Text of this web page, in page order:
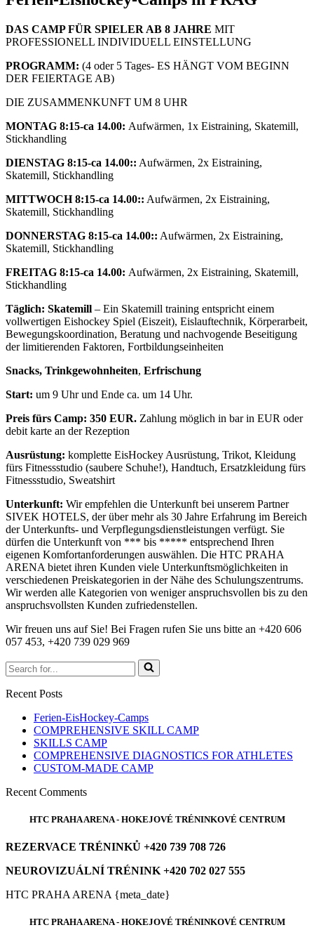
DAS CAMP FÜR SPIELER AB 8 JAHRE MIT
PROFESSIONELL INDIVIDUELL EINSTELLUNG
PROGRAMM: (4 oder 5 Tages- ES HÄNGT VOM BEGINN
DER FEIERTAGE AB)
DIE ZUSAMMENKUNFT UM 8 UHR
MONTAG 8:15-ca 14.00: Aufwärmen, 1x Eistraining, Skatemill,
Stickhandling
DIENSTAG 8:15-ca 14.00:: Aufwärmen, 2x Eistraining,
Skatemill, Stickhandling
MITTWOCH 8:15-ca 14.00:: Aufwärmen, 2x Eistraining,
Skatemill, Stickhandling
DONNERSTAG 8:15-ca 14.00:: Aufwärmen, 2x Eistraining,
Skatemill, Stickhandling
FREITAG 8:15-ca 14.00: Aufwärmen, 2x Eistraining, Skatemill,
Stickhandling
Täglich: Skatemill – Ein Skatemill training entspricht einem
vollwertigen Eishockey Spiel (Eiszeit), Eislauftechnik, Körperarbeit,
Bewegungskoordination, Beratung und nachvogende Beseitigung
der limitierenden Faktoren, Fortbildungseinheiten
Snacks, Trinkgewohnheiten, Erfrischung
Start: um 9 Uhr und Ende ca. um 14 Uhr.
Preis fürs Camp: 350 EUR. Zahlung möglich in bar in EUR oder
debit karte an der Rezeption
Ausrüstung: komplette EisHockey Ausrüstung, Trikot, Kleidung
fürs Fitnessstudio (saubere Schuhe!), Handtuch, Ersatzkleidung fürs
Fitnessstudio, Sweatshirt
Unterkunft: Wir empfehlen die Unterkunft bei unserem Partner
SIVEK HOTELS, der über mehr als 30 Jahre Erfahrung im Bereich
der Unterkunfts- und Verpflegungsdienstleistungen verfügt. Sie
dürfen die Unterkunft von *** bis ***** entsprechend Ihren
eigenen Komfortanforderungen auswählen. Die HTC PRAHA
ARENA bietet ihren Kunden viele Unterkunftsmöglichkeiten in
verschiedenen Preiskategorien in der Nähe des Schulungszentrums.
Wir werden alle Kategorien von weniger anspruchsvollen bis zu den
anspruchsvollsten Kunden zufriedenstellen.
Wir freuen uns auf Sie! Bei Fragen rufen Sie uns bitte an +420 606
057 453, +420 739 029 969
Search
for...
Recent Posts
Ferien-EisHockey-Camps
COMPREHENSIVE SKILL CAMP
SKILLS CAMP
COMPREHENSIVE DIAGNOSTICS FOR ATHLETES
CUSTOM-MADE CAMP
Recent Comments
HTC PRAHA ARENA - HOKEJOVÉ TRÉNINKOVÉ CENTRUM
REZERVACE TRÉNINKŮ +420 739 708 726
NEUROVIZUÁLNÍ TRÉNINK +420 702 027 555
HTC PRAHA ARENA {meta_date}
HTC PRAHA ARENA - HOKEJOVÉ TRÉNINKOVÉ CENTRUM